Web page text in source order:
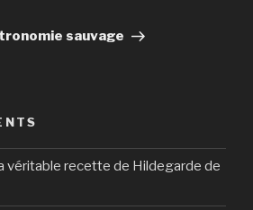
sauvage
véritable recette de Hildegarde de